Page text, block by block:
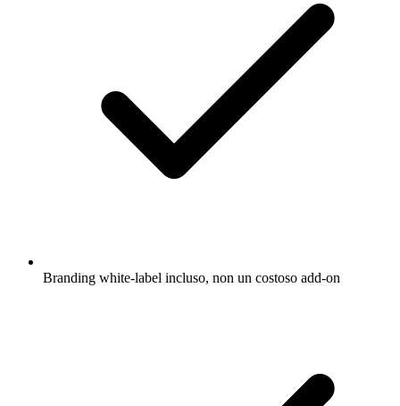
Branding white-label incluso, non un costoso add-on